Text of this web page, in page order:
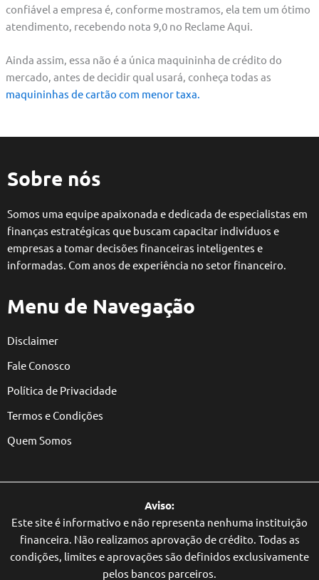
confiável a empresa é, conforme mostramos, ela tem um ótimo
atendimento, recebendo nota 9,0 no Reclame Aqui.
Ainda assim, essa não é a única maquininha de crédito do
mercado, antes de decidir qual usará, conheça todas as
maquininhas de cartão com menor taxa.
Sobre nós
Somos uma equipe apaixonada e dedicada de especialistas em
finanças estratégicas que buscam capacitar indivíduos e
empresas a tomar decisões financeiras inteligentes e
informadas. Com anos de experiência no setor financeiro.
Menu de Navegação
Disclaimer
Fale Conosco
Política de Privacidade
Termos e Condições
Quem Somos
Aviso:
Este site é informativo e não representa nenhuma instituição
financeira. Não realizamos aprovação de crédito. Todas as
condições, limites e aprovações são definidos exclusivamente
pelos bancos parceiros.